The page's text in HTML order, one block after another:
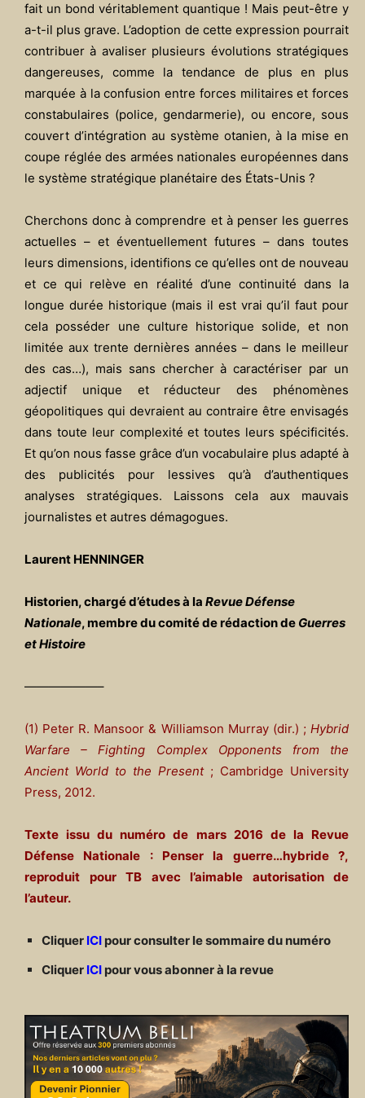
fait un bond véritablement quantique ! Mais peut-être y
a-t-il plus grave. L’adoption de cette expression pourrait
contribuer à avaliser plusieurs évolutions stratégiques
dangereuses, comme la tendance de plus en plus
marquée à la confusion entre forces militaires et forces
constabulaires (police, gendarmerie), ou encore, sous
couvert d’intégration au système otanien, à la mise en
coupe réglée des armées nationales européennes dans
le système stratégique planétaire des États-Unis ?
Cherchons donc à comprendre et à penser les guerres
actuelles – et éventuellement futures – dans toutes
leurs dimensions, identifions ce qu’elles ont de nouveau
et ce qui relève en réalité d’une continuité dans la
longue durée historique (mais il est vrai qu’il faut pour
cela posséder une culture historique solide, et non
limitée aux trente dernières années – dans le meilleur
des cas…), mais sans chercher à caractériser par un
adjectif unique et réducteur des phénomènes
géopolitiques qui devraient au contraire être envisagés
dans toute leur complexité et toutes leurs spécificités.
Et qu’on nous fasse grâce d’un vocabulaire plus adapté à
des publicités pour lessives qu’à d’authentiques
analyses stratégiques. Laissons cela aux mauvais
journalistes et autres démagogues.
Laurent HENNINGER
Historien, chargé d’études à la Revue Défense
Nationale, membre du comité de rédaction de Guerres
et Histoire
——————–
(1) Peter R. Mansoor & Williamson Murray (dir.) ; Hybrid
Warfare – Fighting Complex Opponents from the
Ancient World to the Present; Cambridge University
Press, 2012.
Texte issu du numéro de mars 2016 de la Revue
Défense Nationale : Penser la guerre…hybride ?,
reproduit pour TB avec l’aimable autorisation de
l’auteur.
Cliquer ICI pour consulter le sommaire du numéro
Cliquer ICI pour vous abonner à la revue